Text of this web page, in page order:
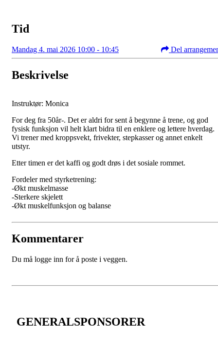
Tid
Mandag 4. mai 2026 10:00 - 10:45 Del
Beskrivelse
Instruktør: Monica
For deg fra 50år-. Det er aldri for sent å begynne å trene, og god
fysisk funksjon vil helt klart bidra til en enklere og lettere hverdag.
Vi trener med kroppsvekt, frivekter, stepkasser og annet enkelt
utstyr.
Etter timen er det kaffi og godt drøs i det sosiale rommet.
Fordeler med styrketrening:
-Økt muskelmasse
-Sterkere skjelett
-Økt muskelfunksjon og balanse
Kommentarer
Du må logge inn for å poste i veggen.
GENERALSPONSORER